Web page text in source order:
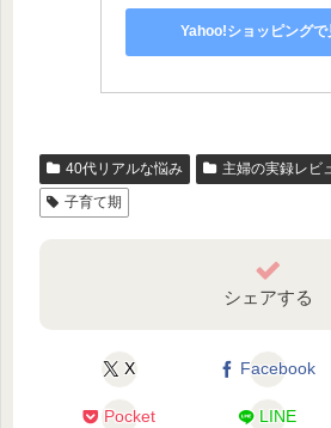
Yahoo!ショッピングで
40代リアルな悩み 主婦の実録レビ
子育て期
シェアする
X Facebook
Pocket LINE